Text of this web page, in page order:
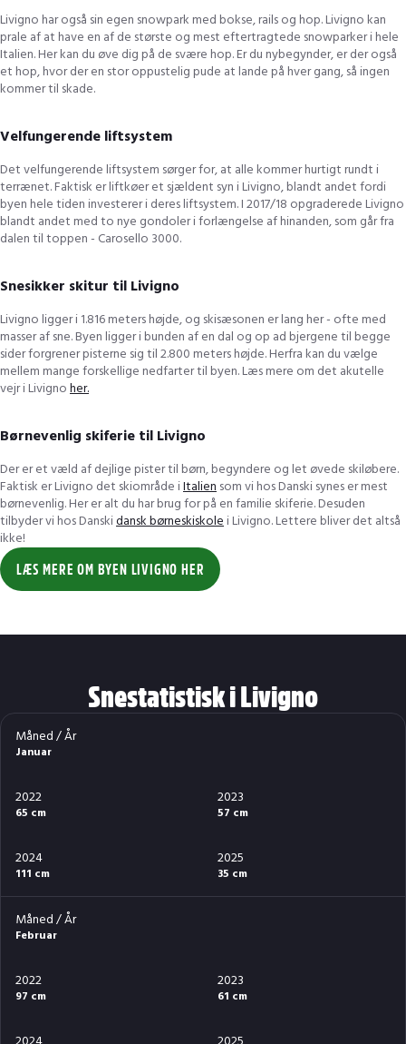
Livigno har også sin egen snowpark med bokse, rails og hop. Livigno kan
prale af at have en af de største og mest eftertragtede snowparker i hele
Italien. Her kan du øve dig på de svære hop. Er du nybegynder, er der også
et hop, hvor der en stor oppustelig pude at lande på hver gang, så ingen
kommer til skade.
Velfungerende liftsystem
Det velfungerende liftsystem sørger for, at alle kommer hurtigt rundt i
terrænet. Faktisk er liftkøer et sjældent syn i Livigno, blandt andet fordi
byen hele tiden investerer i deres liftsystem. I 2017/18 opgraderede Livigno
blandt andet med to nye gondoler i forlængelse af hinanden, som går fra
dalen til toppen - Carosello 3000.
Snesikker skitur til Livigno
Livigno ligger i 1.816 meters højde, og skisæsonen er lang her - ofte med
masser af sne. Byen ligger i bunden af en dal og op ad bjergene til begge
sider forgrener pisterne sig til 2.800 meters højde. Herfra kan du vælge
mellem mange forskellige nedfarter til byen. Læs mere om det akutelle
vejr i Livignoher.
Børnevenlig skiferie til Livigno
Der er et væld af dejlige pister til børn, begyndere og let øvede skiløbere.
Faktisk er Livigno det skiområde iItaliensom vi hos Danski synes er mest
børnevenlig. Her er alt du har brug for på en familie skiferie. Desuden
tilbyder vi hos Danskidansk børneskiskolei Livigno. Lettere bliver det altså
ikke!
LÆS MERE OM BYEN LIVIGNO HER
Snestatistisk i Livigno
Måned / År
Januar
2022
65 cm
2023
57 cm
2024
111 cm
2025
35 cm
Måned / År
Februar
2022
97 cm
2023
61 cm